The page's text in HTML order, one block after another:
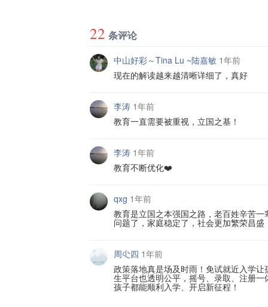
22 条评论
中山好彩～Tina Lu ~陆嘉敏 1年前
现在的解读越来越清晰详细了，真好
李涛 1年前
教育一直需要被重视，立国之基！
李涛 1年前
教育不断优化❤️
qxg 1年前
教育是立国之本强国之路，老百姓辛苦
问题了，家庭稳定了，社会更加繁荣昌盛
周尐四 1年前
政策落地真是场及时雨！免试就近入学
生平台也透明公平，摇号、录取、注册
孩子都能顺利入学、开启新征程！